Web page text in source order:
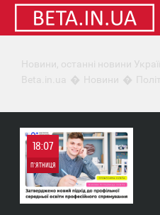
Новини, останні новини
Beta.in.ua
Новини
18:07
П'ЯТНИЦЯ
0